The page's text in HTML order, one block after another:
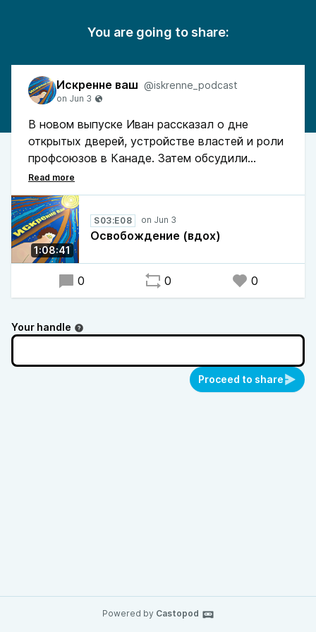
You are going to share:
Искренне ваш @iskrenne_podcast
В новом выпуске Иван рассказал о дне
открытых дверей, устройстве властей и роли
профсоюзов в Канаде. Затем обсудили
бытовые увлечения, подписки, лего и мод
MyHouse.wad для Doom II.
1:08:41
S03:E08
Освобождение (вдох)
0 0 0
Your handle
Proceed to share
Powered by Castopod